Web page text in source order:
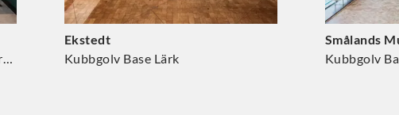
Kubbgolv Base Vitpigmenterad Gran
Ekstedt
Kubbgolv Base Lärk
Smålands
Kubbgolv